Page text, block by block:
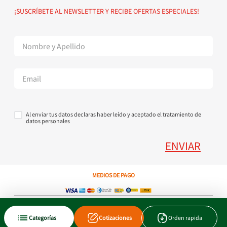
Categorías Cotizaciones Orden rapida
Suscribete al Newsletter
Superintendencia de Industria y Comercio
¡SUSCRÍBETE AL NEWSLETTER Y RECIBE OFERTAS ESPECIALES!
Al enviar tus datos declaras haber leído y aceptado el tratamiento de
datos personales
ENVIAR
MEDIOS DE PAGO
Copyright © 2023 JEN SA. Derechos Reservados. Util.com.co.